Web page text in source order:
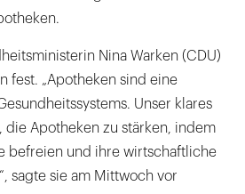
Nina Warken (CDU)
fest. „Apotheken sind eine
Unser klares
die Apotheken zu stärken, indem
befreien und ihre wirtschaftliche
sagte sie am Mittwoch vor